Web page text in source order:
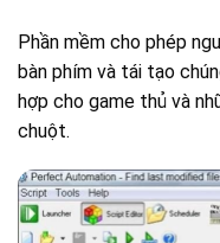
Phần mềm cho phép
bàn phím và tái tạo
hợp cho game thủ và
chuột.